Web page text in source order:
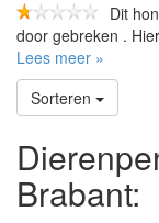
Dit
door gebreken .
Lees meer »
Sorteren
Brabant: